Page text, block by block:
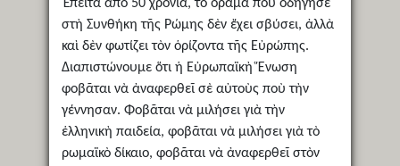
Ἔπειτα ἀπὸ 50 χρόνια, τὸ ὅραμα ποὺ ὁδήγησε
στὴ Συνθήκη τῆς Ρώμης δὲν ἔχει σβύσει, ἀλλὰ
καὶ δὲν φωτίζει τὸν ὁρίζοντα τῆς Εὐρώπης.
Διαπιστώνουμε ὅτι ἡ Εὐρωπαϊκὴ Ἕνωση
φοβᾶται νὰ ἀναφερθεῖ σὲ αὐτοὺς ποὺ τὴν
γέννησαν. Φοβᾶται νὰ μιλήσει γιὰ τὴν
ἑλληνικὴ παιδεία, φοβᾶται νὰ μιλήσει γιὰ τὸ
ρωμαϊκὸ δίκαιο, φοβᾶται νὰ ἀναφερθεῖ στὸν